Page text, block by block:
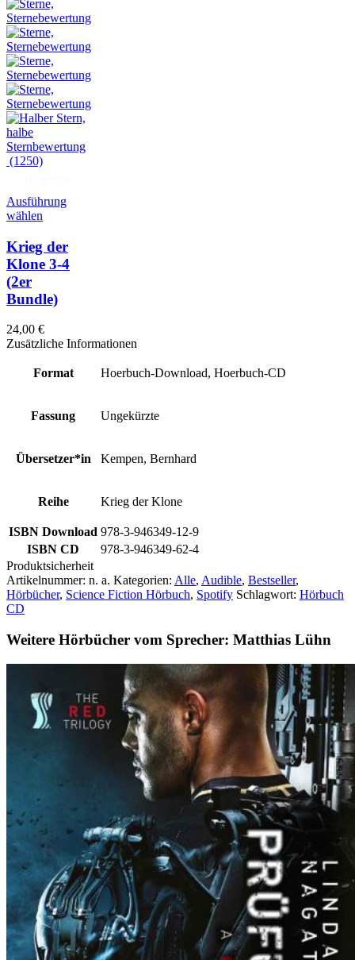
(1250)
Ausführung
wählen
Krieg der
Klone 3-4
(2er
Bundle)
24,00 €
Zusätzliche Informationen
Format Hoerbuch-Download, Hoerbuch-CD
Fassung Ungekürzte
Übersetzer*in Kempen, Bernhard
Reihe Krieg der Klone
ISBN Download 978-3-946349-12-9
ISBN CD
978-3-946349-62-4
Produktsicherheit
Artikelnummer: n. a. Kategorien: Alle, Audible, Bestseller,
Hörbücher, Science Fiction Hörbuch, Spotify Schlagwort: Hörbuch
CD
Weitere Hörbücher vom Sprecher: Matthias Lühn